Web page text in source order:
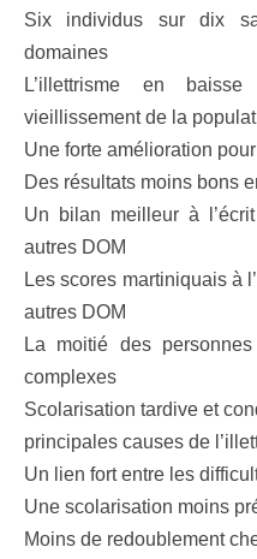
Six individus sur dix
domaines
L’illettrisme en
vieillissement de la
Une forte amélioration
Des résultats moins bons
Un bilan meilleur à
autres DOM
Les scores martiniquais à
autres DOM
La moitié des
complexes
Scolarisation tardive et
principales causes de
Un lien fort entre les
Une scolarisation moins
Moins de redoublement